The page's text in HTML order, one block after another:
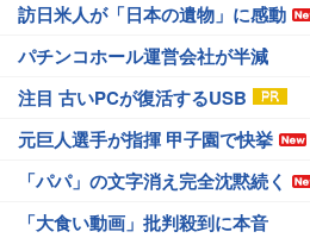
訪日米人が「日本の遺物」に感動
パチンコホール運営会社が半減
注目 古いPCが復活するUSB
元巨人選手が指揮 甲子園で快挙
「パパ」の文字消え完全沈黙続く
「大食い動画」批判殺到に本音